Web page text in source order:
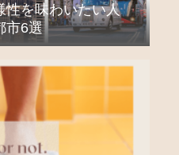
性を味わいたい人
市6選